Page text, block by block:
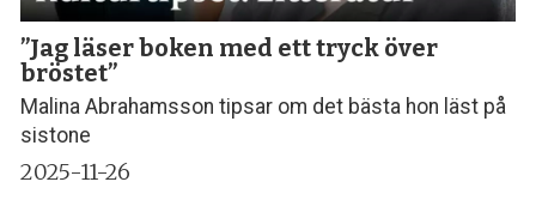
”Jag läser boken med ett tryck över
bröstet”
Malina Abrahamsson tipsar om det bästa hon läst på
sistone
2025-11-26